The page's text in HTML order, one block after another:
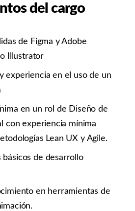
del cargo
de Figma y Adobe
Illustrator
experiencia en el uso de un
en un rol de Diseño de
con experiencia mínima
Lean UX y Agile.
básicos de desarrollo
en herramientas de